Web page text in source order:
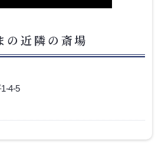
の近隣の斎場
4-5